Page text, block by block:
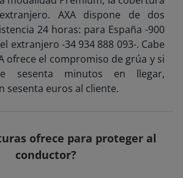
AXA dispone de dos
24 horas: para España -900
extranjero -34 934 888 093-. Cabe
ofrece el compromiso de grúa y si
sesenta minutos en llegar,
sesenta euros al cliente.
ofrece para proteger al
conductor?